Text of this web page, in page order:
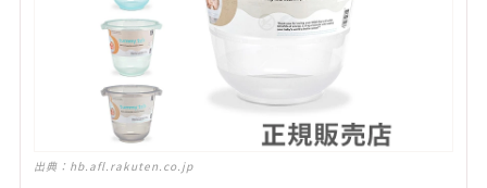
出典： hb.afl.rakuten.co.jp